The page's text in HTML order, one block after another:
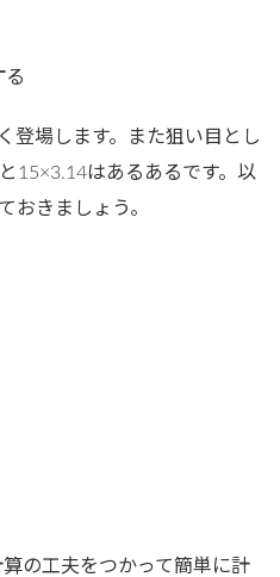
る
登場します。また狙い目とし
15×3.14はあるあるです。以
おきましょう。
の工夫をつかって簡単に計